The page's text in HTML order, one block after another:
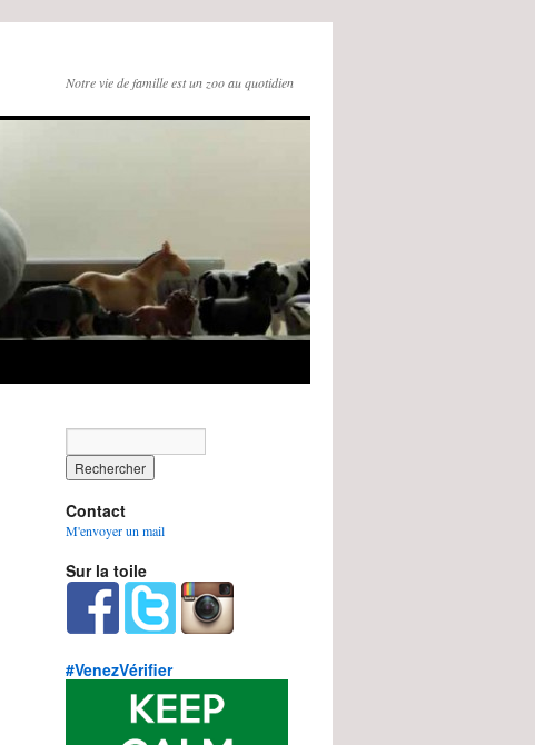
Notre vie de famille est un zoo au quotidien
Contact
M'envoyer un mail
Sur la toile
#VenezVérifier